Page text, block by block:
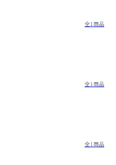
全1商品
全1商品
全1商品